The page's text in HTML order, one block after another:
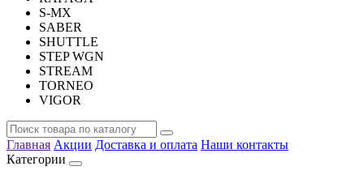
S-MX
SABER
SHUTTLE
STEP WGN
STREAM
TORNEO
VIGOR
Главная Акции Доставка и оплата Наши контакты
Категории